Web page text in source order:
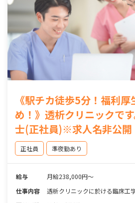
《駅チカ徒歩5分！福利
め！》透析クリニックで
士(正社員)※求人名非公開
正社員 準夜勤あり
給与
月給238,000円〜
仕事内容
透析クリニックに於ける臨床工